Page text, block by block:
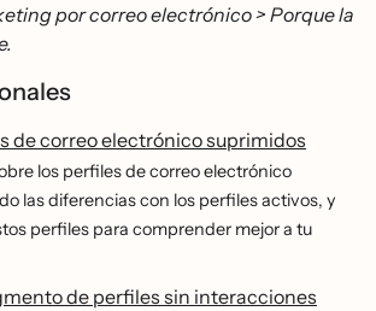
por correo electrónico > Porque la
de correo electrónico suprimidos
los perfiles de correo electrónico
las diferencias con los perfiles activos, y
perfiles para comprender mejor a tu
de perfiles sin interacciones